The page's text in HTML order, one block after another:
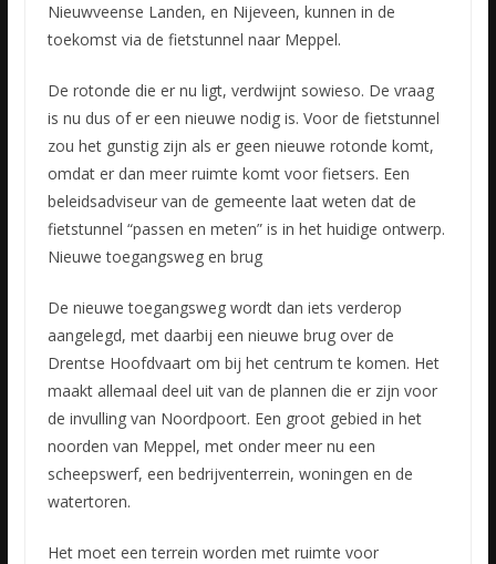
Nieuwveense Landen, en Nijeveen, kunnen in de
toekomst via de fietstunnel naar Meppel.
De rotonde die er nu ligt, verdwijnt sowieso. De vraag
is nu dus of er een nieuwe nodig is. Voor de fietstunnel
zou het gunstig zijn als er geen nieuwe rotonde komt,
omdat er dan meer ruimte komt voor fietsers. Een
beleidsadviseur van de gemeente laat weten dat de
fietstunnel “passen en meten” is in het huidige ontwerp.
Nieuwe toegangsweg en brug
De nieuwe toegangsweg wordt dan iets verderop
aangelegd, met daarbij een nieuwe brug over de
Drentse Hoofdvaart om bij het centrum te komen. Het
maakt allemaal deel uit van de plannen die er zijn voor
de invulling van Noordpoort. Een groot gebied in het
noorden van Meppel, met onder meer nu een
scheepswerf, een bedrijventerrein, woningen en de
watertoren.
Het moet een terrein worden met ruimte voor